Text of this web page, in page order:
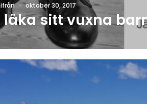
· oktober 30, 2017
läka sitt vuxna